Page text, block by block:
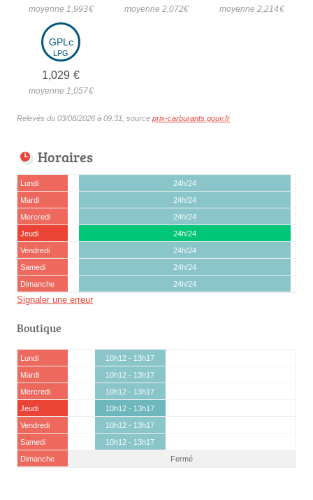
moyenne 1,993€ moyenne 2,072€ moyenne 2,214€
GPLc
LPG
1,029 €
moyenne 1,057€
Relevés du 03/08/2026 à 09:31, source prix-carburants.gouv.fr
Horaires
Lundi
24h/24
Mardi
24h/24
Mercredi
24h/24
Jeudi
24h/24
Vendredi
24h/24
Samedi
24h/24
Dimanche
24h/24
Signaler une erreur
Boutique
Lundi
10h12 - 13h17
Mardi
10h12 - 13h17
Mercredi
10h12 - 13h17
Jeudi
10h12 - 13h17
Vendredi
10h12 - 13h17
Samedi
10h12 - 13h17
Dimanche
Fermé